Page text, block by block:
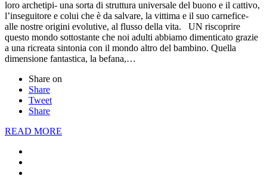
loro archetipi- una sorta di struttura universale del buono e il cattivo,
l’inseguitore e colui che è da salvare, la vittima e il suo carnefice-
alle nostre origini evolutive, al flusso della vita. UN riscoprire
questo mondo sottostante che noi adulti abbiamo dimenticato grazie
a una ricreata sintonia con il mondo altro del bambino. Quella
dimensione fantastica, la befana,…
Share on
Share
Tweet
Share
READ MORE